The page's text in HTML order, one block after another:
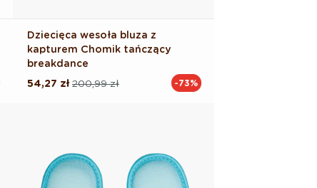
Dziecięca wesoła bluza z
kapturem Chomik tańczący
breakdance
Cena
200,99 zł
Cena
54,27 zł -73%